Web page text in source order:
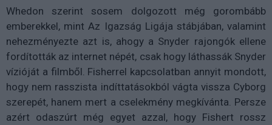
Whedon szerint sosem dolgozott még gorombább
emberekkel, mint Az Igazság Ligája stábjában, valamint
nehezményezte azt is, ahogy a Snyder rajongók ellene
fordították az internet népét, csak hogy láthassák Snyder
vízióját a filmből. Fisherrel kapcsolatban annyit mondott,
hogy nem rasszista indíttatásokból vágta vissza Cyborg
szerepét, hanem mert a cselekmény megkívánta. Persze
azért odaszúrt még egyet azzal, hogy Fishert rossz